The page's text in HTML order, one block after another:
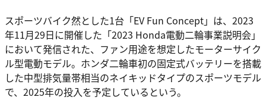
スポーツバイク然とした1台「EV Fun Concept」は、2023
年11月29日に開催した「2023 Honda電動二輪事業説明会」
において発信された、ファン用途を想定したモーターサイク
ル型電動モデル。ホンダ二輪車初の固定式バッテリーを搭載
した中型排気量帯相当のネイキッドタイプのスポーツモデル
で、2025年の投入を予定しているという。